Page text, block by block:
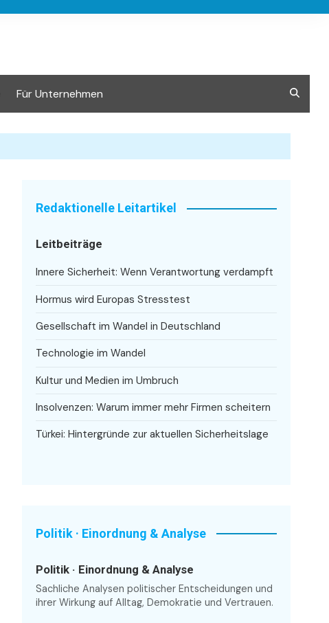
Für Unternehmen
Redaktionelle Leitartikel
Leitbeiträge
Innere Sicherheit: Wenn Verantwortung verdampft
Hormus wird Europas Stresstest
Gesellschaft im Wandel in Deutschland
Technologie im Wandel
Kultur und Medien im Umbruch
Insolvenzen: Warum immer mehr Firmen scheitern
Türkei: Hintergründe zur aktuellen Sicherheitslage
Politik · Einordnung & Analyse
Politik · Einordnung & Analyse
Sachliche Analysen politischer Entscheidungen und
ihrer Wirkung auf Alltag, Demokratie und Vertrauen.